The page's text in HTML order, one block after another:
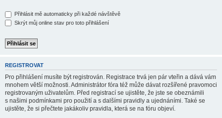
Přihlásit mě automaticky při každé návštěvě
Skrýt můj online stav pro toto přihlášení
REGISTROVAT
Pro přihlášení musíte být registrován. Registrace trvá jen pár vteřin a dává vám
mnohem větší možnosti. Administrátor fóra též může dávat rozšířené pravomoci
registrovaným uživatelům. Před registrací se ujistěte, že jste se obeznámili
s našimi podmínkami pro použití a s dalšími pravidly a ujednáními. Také se
ujistěte, že si přečtete jakákoliv pravidla, která se na fóru objeví.